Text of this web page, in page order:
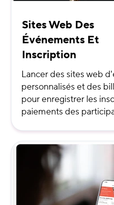
Sites Web Des
Événements Et
Inscription
Lancer des sites web
personnalisés et des
pour enregistrer les
paiements des